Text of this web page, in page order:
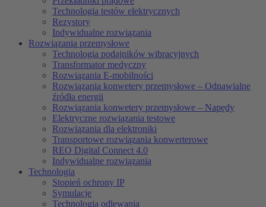
Technologia testów elektrycznych
Rezystory
Indywidualne rozwiązania
Rozwiązania przemysłowe
Technologia podajników wibracyjnych
Transformator medyczny
Rozwiązania E-mobilności
Rozwiązania konwetery przemysłowe – Odnawialne
źródła energii
Rozwiązania konwetery przemysłowe – Napędy
Elektryczne rozwiązania testowe
Rozwiązania dla elektroniki
Transportowe rozwiązania konwerterowe
REO Digital Connect 4.0
Indywidualne rozwiązania
Technologia
Stopień ochrony IP
Symulacje
Technologia odlewania